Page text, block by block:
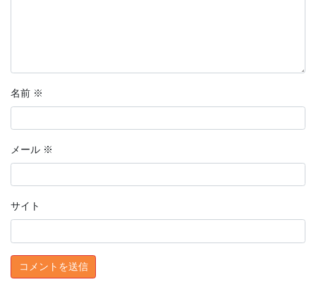
名前 ※
メール ※
サイト